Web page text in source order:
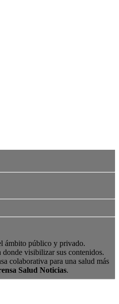
ámbito público y privado.
visibilizar sus contenidos.
colaborativa para una salud más
Salud Noticias.